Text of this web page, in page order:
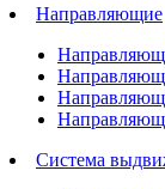
Направляющие
Система